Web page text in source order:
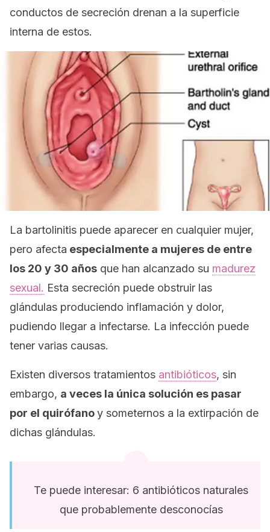
conductos de secreción drenan a la superficie
interna de estos.
La bartolinitis puede aparecer en cualquier mujer,
pero afecta especialmente a mujeres de entre
los 20 y 30 años que han alcanzado su madurez
sexual. Esta secreción puede obstruir las
glándulas produciendo inflamación y dolor,
pudiendo llegar a infectarse. La infección puede
tener varias causas.
Existen diversos tratamientos antibióticos, sin
embargo, a veces la única solución es pasar
por el quirófanoy someternos a la extirpación de
dichas glándulas.
Te puede interesar: 6 antibióticos naturales
que probablemente desconocías